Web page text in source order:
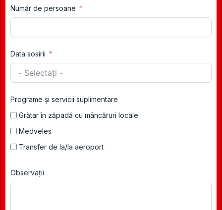
Număr de persoane
Data sosirii
Programe și servicii suplimentare
Grătar în zăpadă cu mâncăruri locale
Medveles
Transfer de la/la aeroport
Observații